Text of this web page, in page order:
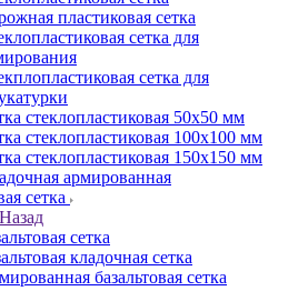
пластиковая сетка
сетка для
сетка для
стеклопластиковая 50x50 мм
стеклопластиковая 100x100 мм
стеклопластиковая 150x150 мм
армированная
сетка
Назад
сетка
кладочная сетка
базальтовая сетка